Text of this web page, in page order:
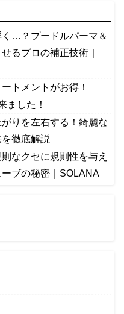
…？プードルパーマ＆
るプロの補正技術｜
トメントがお得！
ました！
りを左右する！綺麗な
徹底解説
なクセに規則性を与え
ブの秘密｜SOLANA